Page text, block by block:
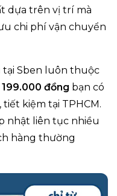
dựa trên vị trí mà
chi phí vận chuyển
tại Sben luôn thuộc
199.000 đồng bạn có
kiệm tại TPHCM.
nhật liên tục nhiều
hàng thường